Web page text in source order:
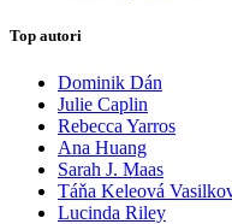
Top autori
Dominik Dán
Julie Caplin
Rebecca Yarros
Ana Huang
Sarah J. Maas
Táňa Keleová
Lucinda Riley